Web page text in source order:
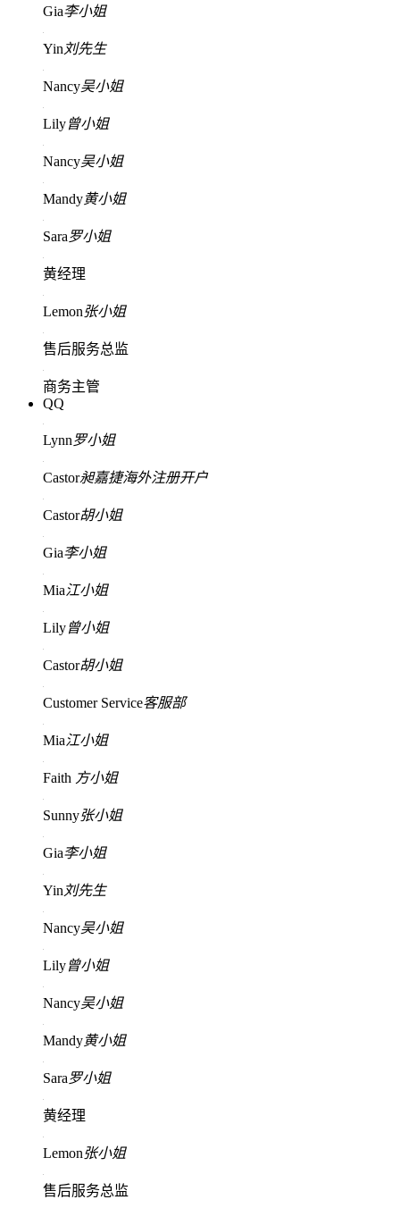
Gia李小姐
Yin 刘先生
Nancy吴小姐
Lily曾小姐
Nancy吴小姐
Mandy黄小姐
Sara罗小姐
黄经理
Lemon张小姐
售后服务总监
商务主管
QQ
Lynn罗小姐
Castor昶嘉捷海外注册开户
Castor胡小姐
Gia李小姐
Mia江小姐
Lily曾小姐
Castor胡小姐
Customer Service客服部
Mia江小姐
Faith 方小姐
Sunny张小姐
Gia李小姐
Yin 刘先生
Nancy吴小姐
Lily曾小姐
Nancy吴小姐
Mandy黄小姐
Sara罗小姐
黄经理
Lemon张小姐
售后服务总监